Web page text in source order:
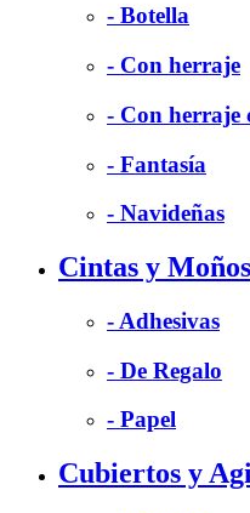
- Botella
- Con herraje
- Con herraje
- Fantasía
- Navideñas
Cintas y Moños
- Adhesivas
- De Regalo
- Papel
Cubiertos y